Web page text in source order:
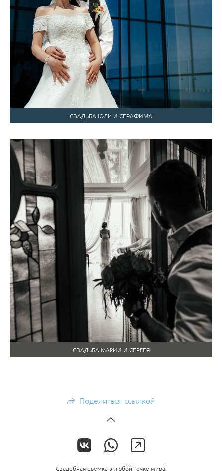
СВАДЬБА ЮЛИ И СЕРАФИМА
СВАДЬБА МАРИИ И СЕРГЕЯ
Поделиться ссылкой
Свадебная съемка в любой точке мира!